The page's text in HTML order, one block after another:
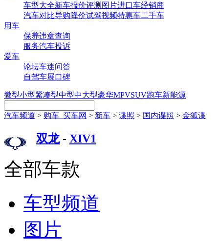
车型大全新车报价评测 图片进口车经销商
汽车对比导购降价试驾视频特惠车二手车
用车
保养违章查询
服务汽车投诉
爱车
论坛车迷问答
自驾车展口碑
微型小型紧凑型中型中大型豪华MPVSUV跑车新能源
汽车频道 > 购车_买车网 > 新车 > 谍照 > 国内谍照 > 金狐谍
双龙- XIV1
全部车款
车型频道
图片